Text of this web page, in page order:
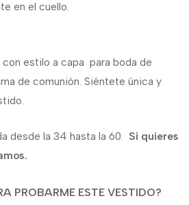
en el cuello.
estilo a capa para boda de
de comunión. Siéntete única y
desde la 34 hasta la 60. Si quieres
PROBARME ESTE VESTIDO?